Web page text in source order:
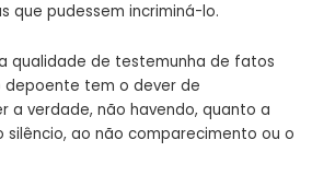
que pudessem incriminá-lo.
qualidade de testemunha de fatos
depoente tem o dever de
a verdade, não havendo, quanto a
ao não comparecimento ou o